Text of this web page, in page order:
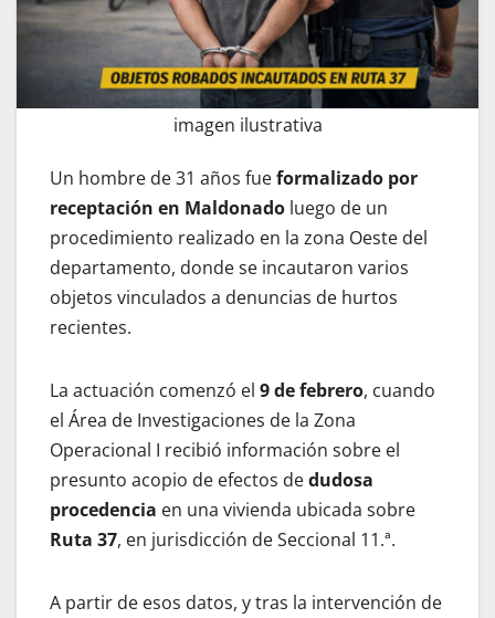
imagen ilustrativa
Un hombre de 31 años fueformalizado por
receptación en Maldonado luego de un
procedimiento realizado en la zona Oeste del
departamento, donde se incautaron varios
objetos vinculados a denuncias de hurtos
recientes.
La actuación comenzó el 9 de febrero, cuando
el Área de Investigaciones de la Zona
Operacional I recibió información sobre el
presunto acopio de efectos dedudosa
procedencia en una vivienda ubicada sobre
Ruta 37, en jurisdicción de Seccional 11.ª.
A partir de esos datos, y tras la intervención de